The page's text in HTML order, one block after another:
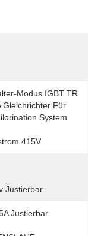
Modus IGBT TR
Gleichrichter Für
System
415V
Justierbar
Justierbar